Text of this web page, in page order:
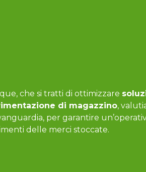
che si tratti di ottimizzare
di magazzino,
per garantire
delle merci stoccate.